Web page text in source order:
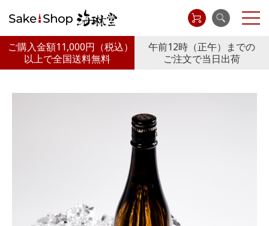
ご購入金額11,000円 （税込）
以上で全国送料無料
午前12時（正午）までの
ご注文で当日出荷